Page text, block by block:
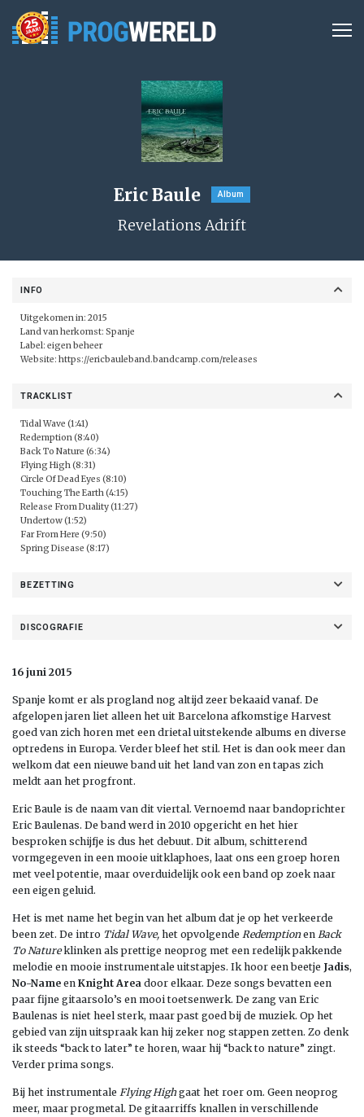
Eric Baule Album
Revelations Adrift
INFO
Uitgekomen in: 2015
Land van herkomst: Spanje
Label: eigen beheer
Website: https://ericbauleband.bandcamp.com/releases
TRACKLIST
Tidal Wave (1:41)
Redemption (8:40)
Back To Nature (6:34)
Flying High (8:31)
Circle Of Dead Eyes (8:10)
Touching The Earth (4:15)
Release From Duality (11:27)
Undertow (1:52)
Far From Here (9:50)
Spring Disease (8:17)
BEZETTING
DISCOGRAFIE
16 juni 2015
Spanje komt er als progland nog altijd zeer bekaaid vanaf. De
afgelopen jaren liet alleen het uit Barcelona afkomstige Harvest
goed van zich horen met een drietal uitstekende albums en diverse
optredens in Europa. Verder bleef het stil. Het is dan ook meer dan
welkom dat een nieuwe band uit het land van zon en tapas zich
meldt aan het progfront.
Eric Baule is de naam van dit viertal. Vernoemd naar bandoprichter
Eric Baulenas. De band werd in 2010 opgericht en het hier
besproken schijfje is dus het debuut. Dit album, schitterend
vormgegeven in een mooie uitklaphoes, laat ons een groep horen
met veel potentie, maar overduidelijk ook een band op zoek naar
een eigen geluid.
Het is met name het begin van het album dat je op het verkeerde
been zet. De intro Tidal Wave, het opvolgende Redemptionen Back
To Natureklinken als prettige neoprog met een redelijk pakkende
melodie en mooie instrumentale uitstapjes. Ik hoor een beetje Jadis,
No-Name en Knight Area door elkaar. Deze songs bevatten een
paar fijne gitaarsolo’s en mooi toetsenwerk. De zang van Eric
Baulenas is niet heel sterk, maar past goed bij de muziek. Op het
gebied van zijn uitspraak kan hij zeker nog stappen zetten. Zo denk
ik steeds “back to later” te horen, waar hij “back to nature” zingt.
Verder prima songs.
Bij het instrumentale Flying Highgaat het roer om. Geen neoprog
meer, maar progmetal. De gitaarriffs knallen in verschillende